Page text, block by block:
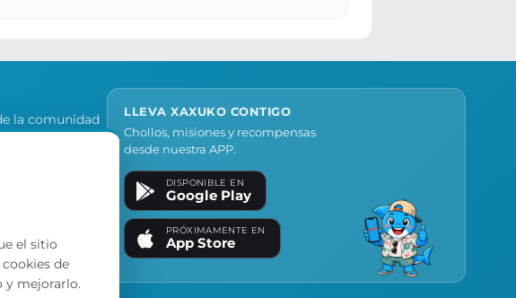
la comunidad
de cookies
LLEVA XAXUKO CONTIGO
Chollos, misiones y recompensas
desde nuestra APP.
DISPONIBLE EN
Google Play
PRÓXIMAMENTE EN
App Store
el sitio
de
y mejorarlo.